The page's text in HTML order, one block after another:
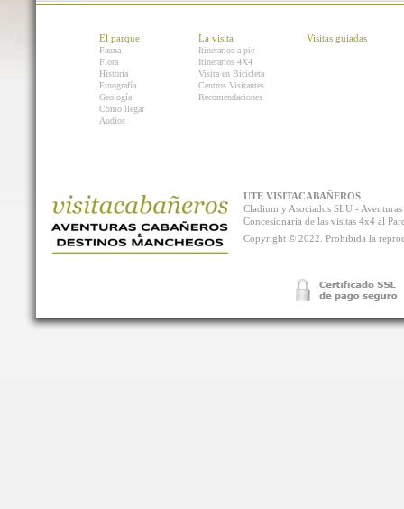
El parque
Fauna
Flora
Historia
Etnografía
Geología
Como llegar
Audios
La visita
Itinerarios a pie
Itinerarios 4X4
Visita en Bicicleta
Centros Visitantes
Recomendaciones
Visitas guiadas
UTE VISITACABAÑEROS
Cladium y Asociados SLU -
Concesionaria de las visitas 4x4 al
Copyright © 2022. Prohibida la